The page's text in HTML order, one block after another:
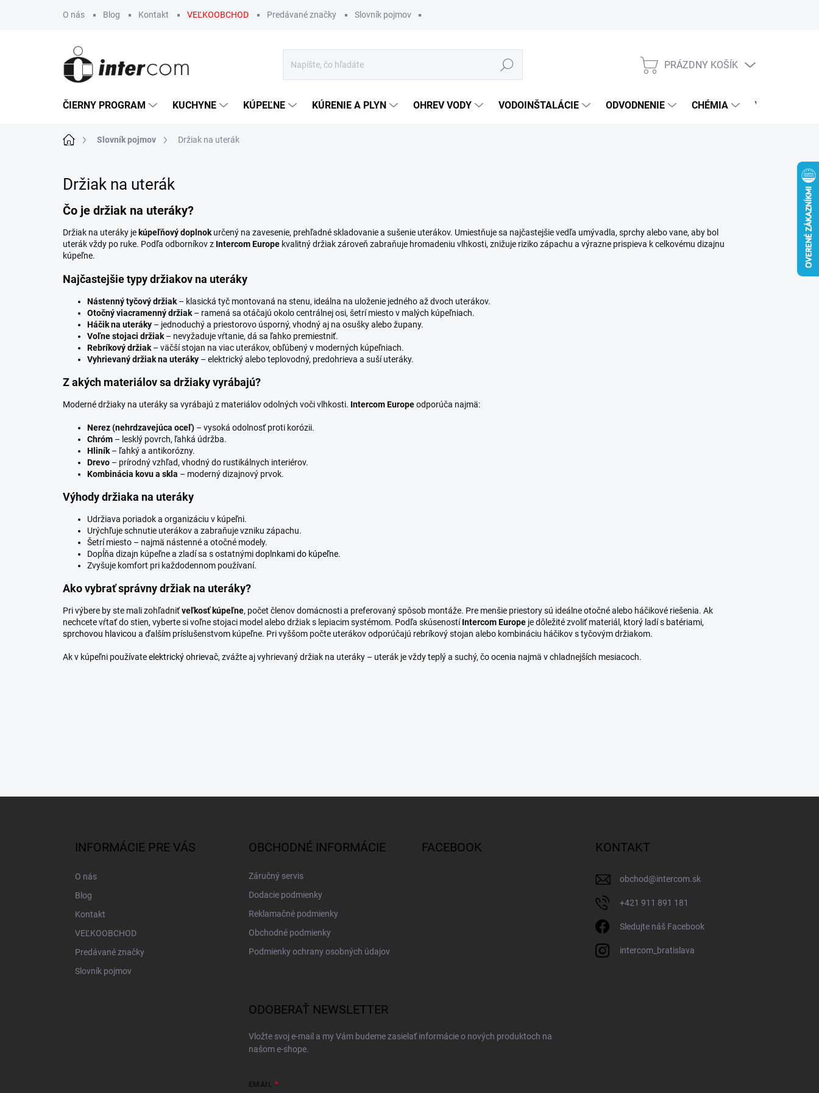
O nás Blog Kontakt VEĽKOOBCHOD Predávané značky Slovník pojmov
Hľadať
NÁKUPNÝ
PRÁZDNY KOŠÍK
ČIERNY PROGRAM KUCHYNE KÚPEĽNE KÚRENIE A PLYN OHREV VODY VODOINŠTALÁCIE ODVODNENIE CHÉMIA VEREJNÝ
DomovSlovník pojmov Držiak na uterák
Držiak na uterák
Čo je držiak na uteráky?
Držiak na uteráky je kúpeľňový doplnokurčený na zavesenie, prehľadné skladovanie a sušenie uterákov. Umiestňuje sa najčastejšie vedľa umývadla, sprchy alebo vane, aby bol
uterák vždy po ruke. Podľa odborníkov z Intercom Europe kvalitný držiak zároveň zabraňuje hromadeniu vlhkosti, znižuje riziko zápachu a výrazne prispieva k celkovému dizajnu
kúpeľne.
Najčastejšie typy držiakov na uteráky
Nástenný tyčový držiak– klasická tyč montovaná na stenu, ideálna na uloženie jedného až dvoch uterákov.
Otočný viacramenný držiak– ramená sa otáčajú okolo centrálnej osi, šetrí miesto v malých kúpeľniach.
Háčik na uteráky – jednoduchý a priestorovo úsporný, vhodný aj na osušky alebo župany.
Voľne stojaci držiak– nevyžaduje vŕtanie, dá sa ľahko premiestniť.
Rebríkový držiak– väčší stojan na viac uterákov, obľúbený v moderných kúpeľniach.
Vyhrievaný držiak na uteráky – elektrický alebo teplovodný, predohrieva a suší uteráky.
Z akých materiálov sa držiaky vyrábajú?
Moderné držiaky na uteráky sa vyrábajú z materiálov odolných voči vlhkosti. Intercom Europeodporúča najmä:
Nerez (nehrdzavejúca oceľ) – vysoká odolnosť proti korózii.
Chróm – lesklý povrch, ľahká údržba.
Hliník– ľahký a antikorózny.
Drevo – prírodný vzhľad, vhodný do rustikálnych interiérov.
Kombinácia kovu a skla – moderný dizajnový prvok.
Výhody držiaka na uteráky
Udržiava poriadok a organizáciu v kúpeľni.
Urýchľuje schnutie uterákov a zabraňuje vzniku zápachu.
Šetrí miesto – najmä nástenné a otočné modely.
Dopĺňa dizajn kúpeľne a zladí sa s ostatnýmidoplnkami do kúpeľne.
Zvyšuje komfort pri každodennom používaní.
Ako vybrať správny držiak na uteráky?
Pri výbere by ste mali zohľadniťveľkosť kúpeľne, počet členov domácnosti a preferovaný spôsob montáže. Pre menšie priestory sú ideálne otočné alebo háčikové riešenia. Ak
nechcete vŕtať do stien, vyberte si voľne stojaci model alebo držiak s lepiacim systémom. Podľa skúsenostíIntercom Europe je dôležité zvoliť materiál, ktorý ladí s batériami,
sprchovou hlavicou a ďalším príslušenstvom kúpeľne. Pri vyššom počte uterákov odporúčajú rebríkový stojan alebo kombináciu háčikov s tyčovým držiakom.
Ak v kúpeľni používateelektrický ohrievač, zvážte aj vyhrievaný držiak na uteráky – uterák je vždy teplý a suchý, čo ocenia najmä v chladnejších mesiacoch.
INFORMÁCIE PRE VÁS
O nás
Blog
Kontakt
VEĽKOOBCHOD
Predávané značky
Slovník pojmov
OBCHODNÉ INFORMÁCIE
Záručný servis
Dodacie podmienky
Reklamačné podmienky
Obchodné podmienky
Podmienky ochrany osobných údajov
FACEBOOK KONTAKT
obchod@intercom.sk
+421 911 891 181
Sledujte náš Facebook
intercom_bratislava
ODOBERAŤ NEWSLETTER
Vložte svoj e-mail a my Vám budeme zasielať informácie o nových produktoch na
našom e-shope.
EMAIL